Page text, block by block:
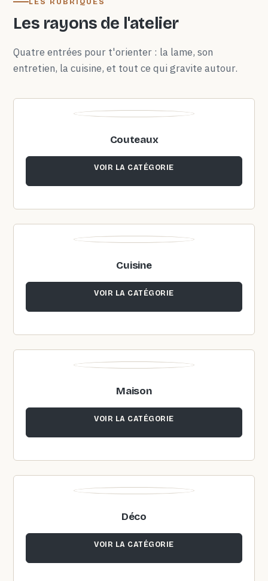
Les rayons de l'atelier
Quatre entrées pour t'orienter : la lame, son
entretien, la cuisine, et tout ce qui gravite autour.
Couteaux
VOIR LA CATÉGORIE
Cuisine
VOIR LA CATÉGORIE
Maison
VOIR LA CATÉGORIE
Déco
VOIR LA CATÉGORIE